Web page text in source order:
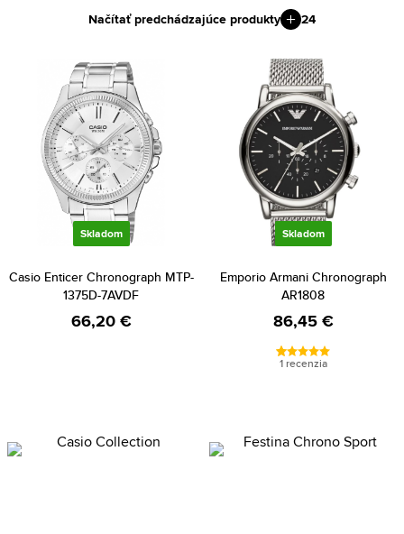
Načítať predchádzajúce produkty 24
Skladom
Casio Enticer Chronograph MTP-
1375D-7AVDF
66,20 €
Skladom
Emporio Armani Chronograph
AR1808
86,45 €
1 recenzia